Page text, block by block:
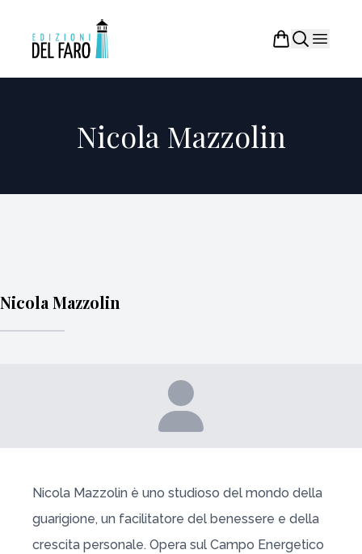
Nicola Mazzolin
Nicola Mazzolin
Nicola Mazzolin è uno studioso del mondo della
guarigione, un facilitatore del benessere e della
crescita personale. Opera sul Campo Energetico